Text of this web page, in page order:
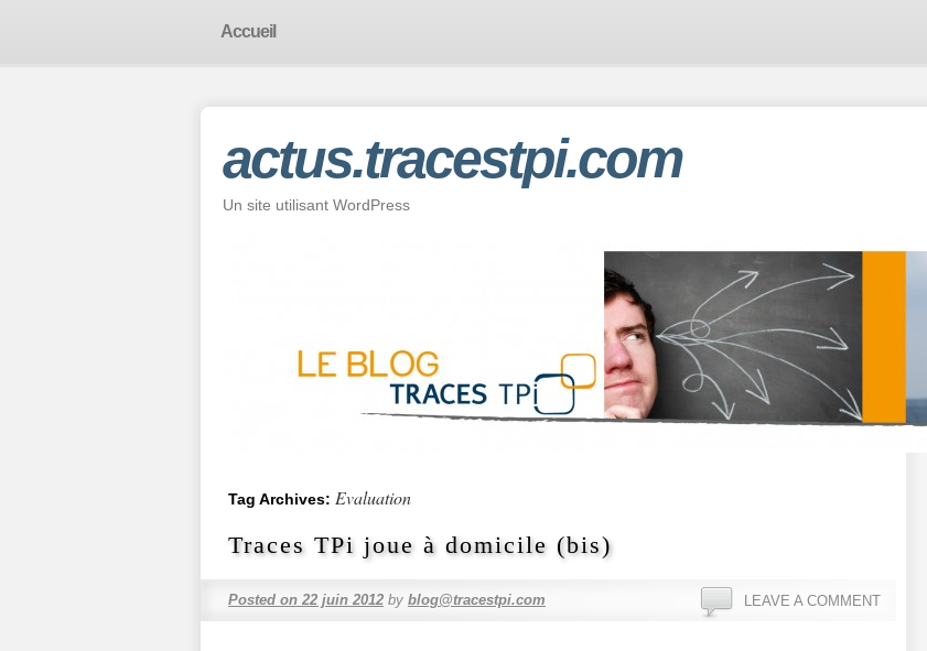
Accueil
actus.tracestpi.com
Un site utilisant WordPress
Tag Archives: Evaluation
Traces TPi joue à domicile (bis)
Posted on 22 juin 2012 by blog@tracestpi.com LEAVE A COMMENT